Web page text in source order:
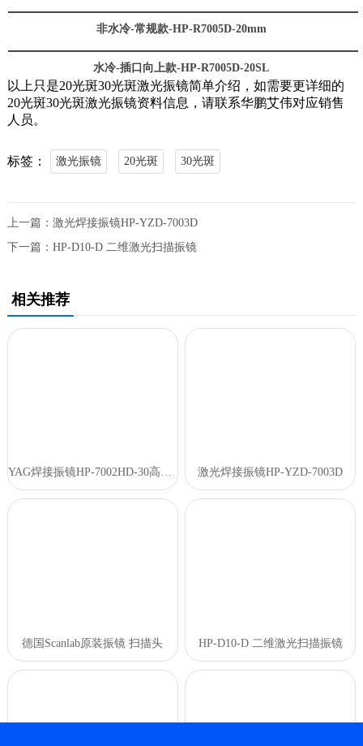
非水冷-常规款-HP-R7005D-20mm
水冷-插口向上款-HP-R7005D-20SL
以上只是20光斑30光斑激光振镜简单介绍，如需要更详细的
20光斑30光斑激光振镜资料信息，请联系华鹏艾伟对应销售
人员。
标签： 激光振镜 20光斑 30光斑
上一篇： 激光焊接振镜HP-YZD-7003D
下一篇： HP-D10-D 二维激光扫描振镜
相关推荐
YAG焊接振镜HP-7002HD-30高功率扫描头 激光焊接振镜HP-YZD-7003D
德国Scanlab原装振镜 扫描头 HP-D10-D 二维激光扫描振镜